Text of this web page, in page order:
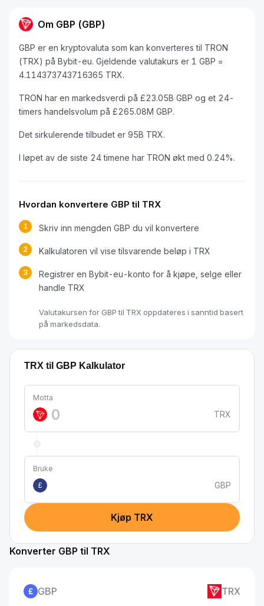
Om GBP (GBP)
GBP er en kryptovaluta som kan konverteres til TRON
(TRX) på Bybit-eu. Gjeldende valutakurs er 1 GBP =
4.114373743716365 TRX.
TRON har en markedsverdi på £23.05B GBP og et 24-
timers handelsvolum på £265.08M GBP.
Det sirkulerende tilbudet er 95B TRX.
I løpet av de siste 24 timene har TRON økt med 0.24%.
Hvordan konvertere GBP til TRX
1 Skriv inn mengden GBP du vil konvertere
2 Kalkulatoren vil vise tilsvarende beløp i TRX
3
Registrer en Bybit-eu-konto for å kjøpe, selge eller
handle TRX
Valutakursen for GBP til TRX oppdateres i sanntid basert
på markedsdata.
TRX til GBP Kalkulator
Motta
TRX
Bruke
£
GBP
Kjøp TRX
Konverter GBP til TRX
GBP TRX